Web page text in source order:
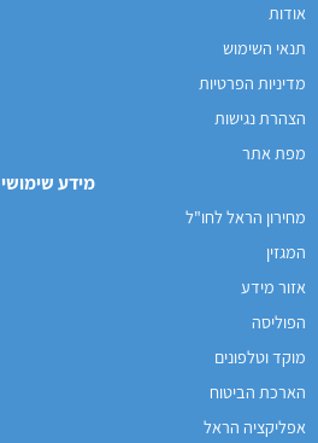
אודות
תנאי השימוש
מדיניות הפרטיות
הצהרת נגישות
מפת אתר
מידע שימושי
מחירון הראל לחו"ל
המגזין
אזור מידע
הפוליסה
מוקד וטלפונים
הארכת הביטוח
אפליקציה הראל